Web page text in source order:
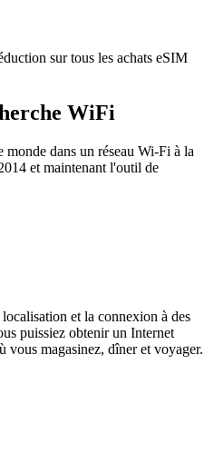
sur tous les achats eSIM
WiFi
dans un réseau Wi-Fi à la
et maintenant l'outil de
et la connexion à des
puissiez obtenir un Internet
vous magasinez, dîner et voyager.